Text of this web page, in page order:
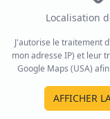
Localisation
J'autorise le traitement
mon adresse IP) et leur
Google Maps (USA)
AFFICHER